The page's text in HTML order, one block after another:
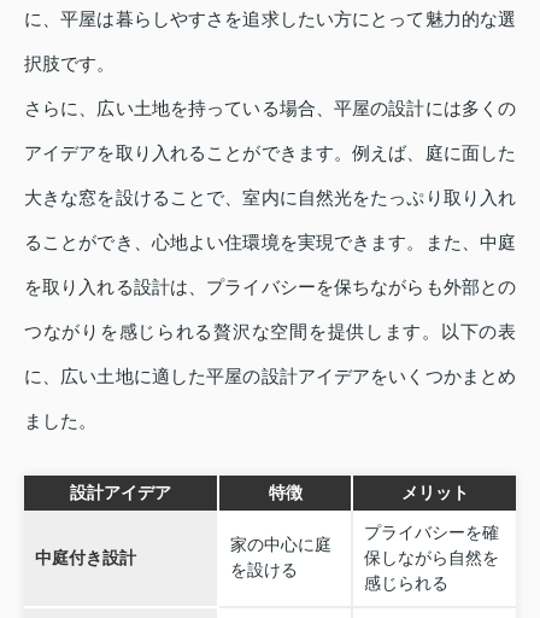
に、平屋は暮らしやすさを追求したい方にとって魅力的な選
択肢です。
さらに、広い土地を持っている場合、平屋の設計には多くの
アイデアを取り入れることができます。例えば、庭に面した
大きな窓を設けることで、室内に自然光をたっぷり取り入れ
ることができ、心地よい住環境を実現できます。また、中庭
を取り入れる設計は、プライバシーを保ちながらも外部との
つながりを感じられる贅沢な空間を提供します。以下の表
に、広い土地に適した平屋の設計アイデアをいくつかまとめ
ました。
設計アイデア 特徴 メリット
中庭付き設計
家の中心に庭
を設ける
プライバシーを確
保しながら自然を
感じられる